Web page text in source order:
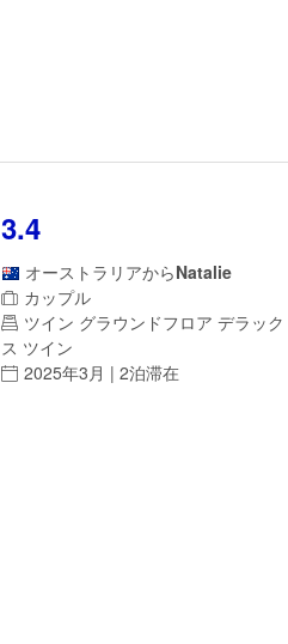
3.4
オーストラリアからNatalie
カップル
ツイン グラウンドフロア デラック
ス ツイン
2025年3月 | 2泊滞在